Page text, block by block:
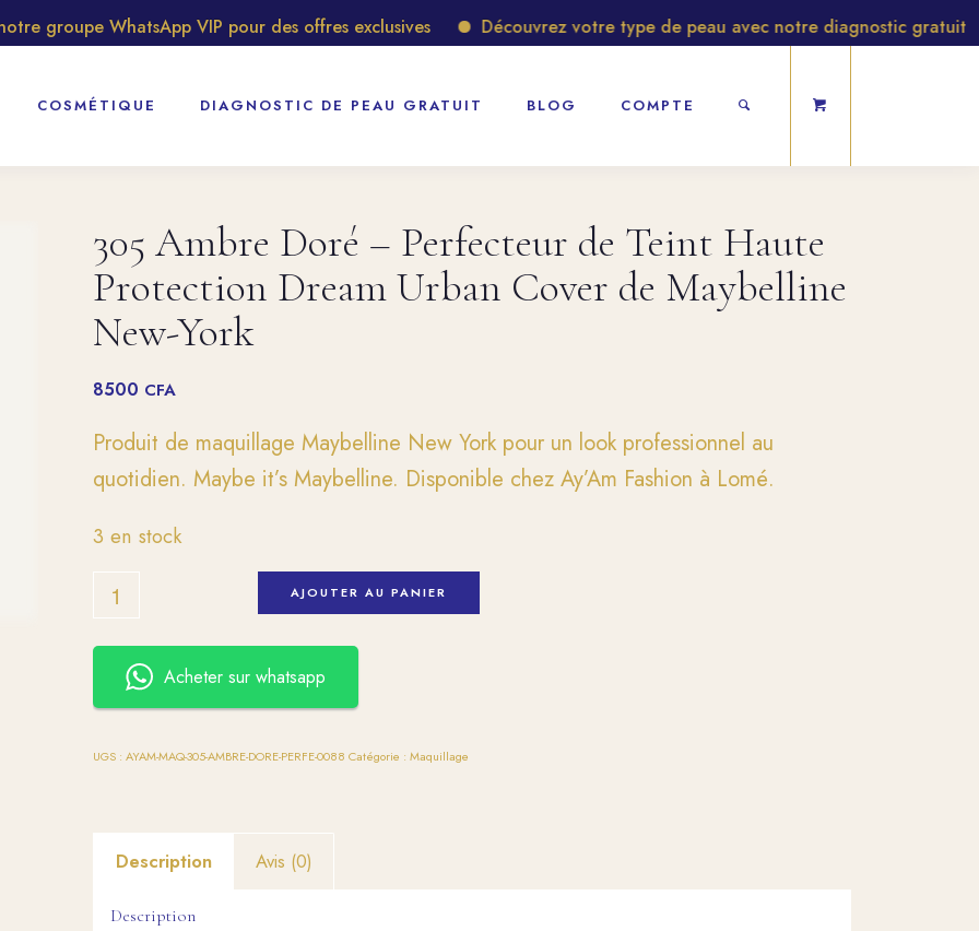
groupe WhatsApp VIP pour des offres exclusives Découvrez votre type de peau avec notre diagnostic gratuit
COSMÉTIQUE DIAGNOSTIC DE PEAU GRATUIT BLOG COMPTE
305 Ambre Doré – Perfecteur de Teint Haute
Protection Dream Urban Cover de Maybelline
New-York
8500 CFA
Produit de maquillage Maybelline New York pour un look professionnel au
quotidien. Maybe it’s Maybelline. Disponible chez Ay’Am Fashion à Lomé.
3 en stock
AJOUTER AU PANIER
Acheter sur whatsapp
UGS :AYAM-MAQ-305-AMBRE-DORE-PERFE-0088 Catégorie :Maquillage
Description Avis (0)
Description